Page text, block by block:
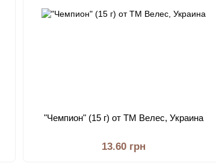
"Чемпион" (15 г) от ТМ Велес, Украина
13.60 грн